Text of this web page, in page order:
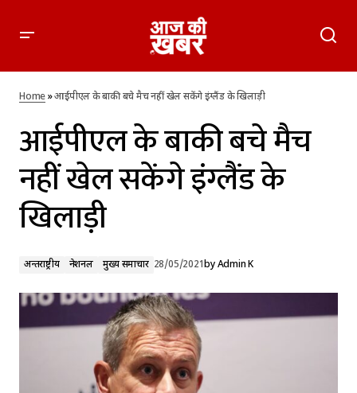
आईपीएल के बाकी बचे मैच नहीं खेल सकेंगे इंग्लैंड के खिलाड़ी
Home»आईपीएल के बाकी बचे मैच नहीं खेल सकेंगे इंग्लैंड के खिलाड़ी
आईपीएल के बाकी बचे मैच
नहीं खेल सकेंगे इंग्लैंड के
खिलाड़ी
अन्तर्राष्ट्रीय नेशनल मुख्य समाचार 28/05/2021byAdmin K